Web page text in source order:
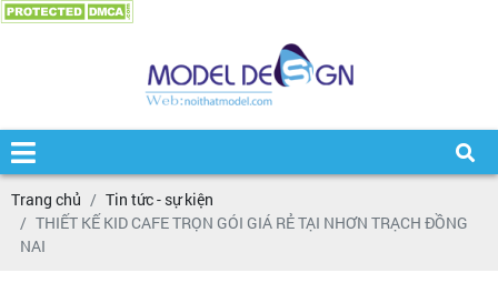
Trang chủ
Tin tức - sự kiện
THIẾT KẾ KID CAFE TRỌN GÓI GIÁ RẺ TẠI NHƠN TRẠCH ĐỒNG
NAI